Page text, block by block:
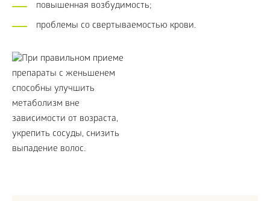
повышенная возбудимость;
проблемы со свертываемостью крови.